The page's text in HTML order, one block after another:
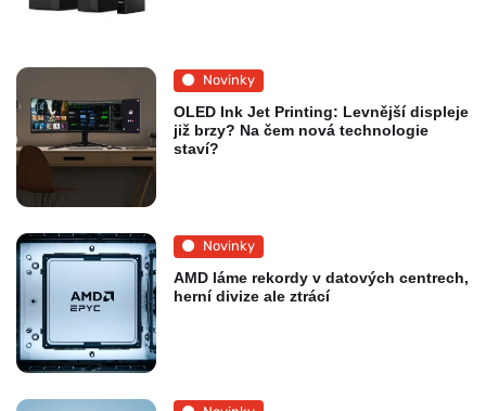
Novinky
OLED Ink Jet Printing: Levnější displeje
již brzy? Na čem nová technologie
staví?
Novinky
AMD láme rekordy v datových centrech,
herní divize ale ztrácí